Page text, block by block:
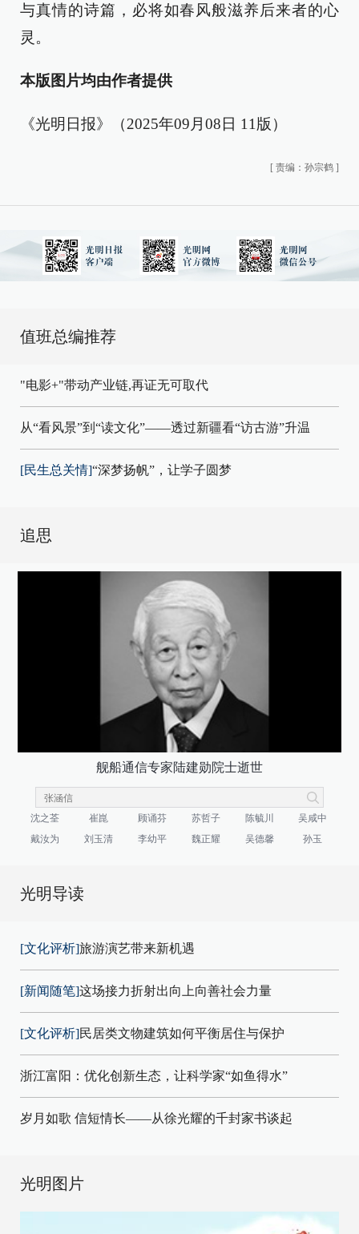
与真情的诗篇，必将如春风般滋养后来者的心
灵。
本版图片均由作者提供
《光明日报》（2025年09月08日 11版）
[ 责编：孙宗鹤 ]
值班总编推荐
"电影+"带动产业链,再证无可取代
从“看风景”到“读文化”——透过新疆看“访古游”升温
[民生总关情]“深梦扬帆”，让学子圆梦
追思
舰船通信专家陆建勋院士逝世
沈之荃 崔崑 顾诵芬 苏哲子 陈毓川
吴咸中
戴汝为
刘玉清 李幼平 魏正耀 吴德馨 孙玉
光明导读
[文化评析]旅游演艺带来新机遇
[新闻随笔]这场接力折射出向上向善社会力量
[文化评析]民居类文物建筑如何平衡居住与保护
浙江富阳：优化创新生态，让科学家“如鱼得水”
岁月如歌 信短情长——从徐光耀的千封家书谈起
光明图片